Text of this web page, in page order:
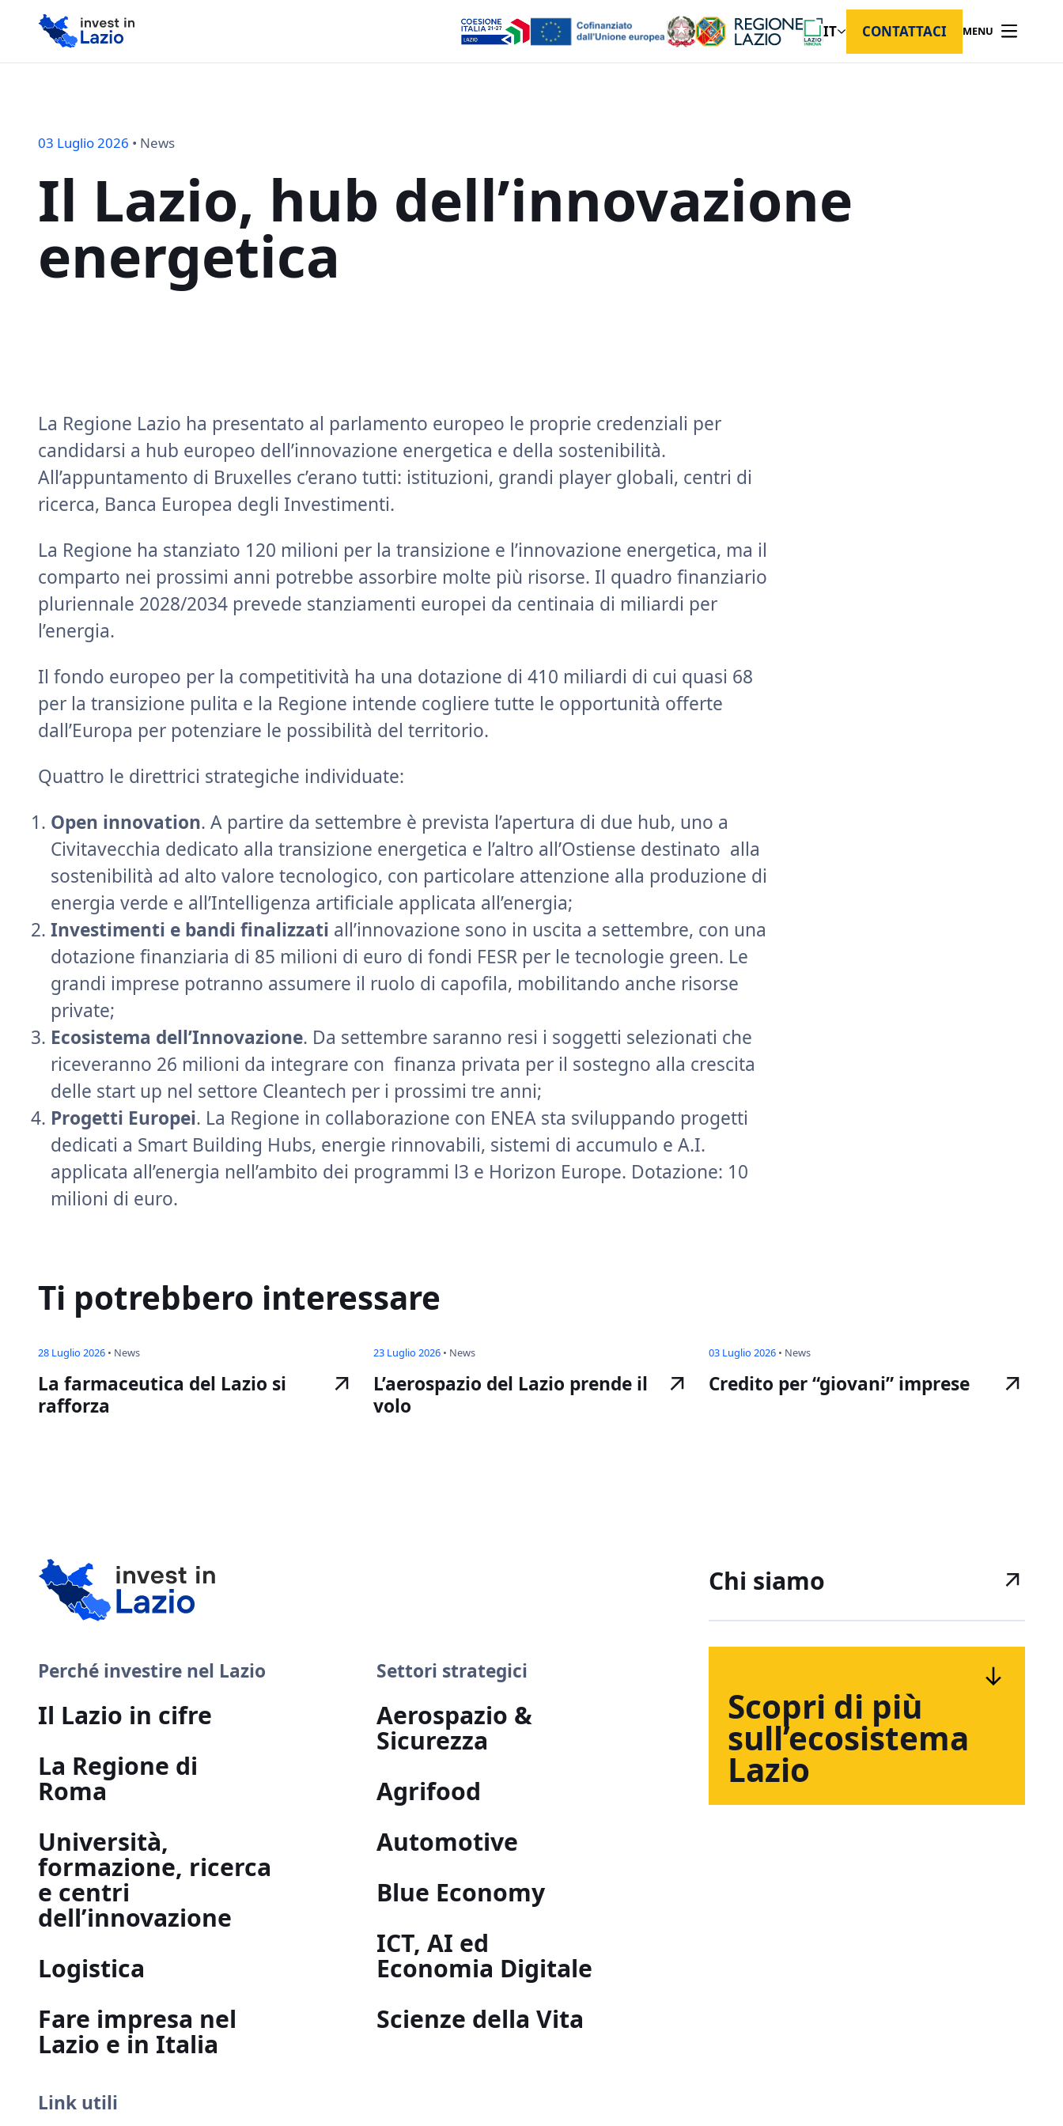
IT CONTATTACI MENU
03 Luglio 2026 • News
Il Lazio, hub dell’innovazione
energetica
La Regione Lazio ha presentato al parlamento europeo le proprie credenziali per
candidarsi a hub europeo dell’innovazione energetica e della sostenibilità.
All’appuntamento di Bruxelles c’erano tutti: istituzioni, grandi player globali, centri di
ricerca, Banca Europea degli Investimenti.
La Regione ha stanziato 120 milioni per la transizione e l’innovazione energetica, ma il
comparto nei prossimi anni potrebbe assorbire molte più risorse. Il quadro finanziario
pluriennale 2028/2034 prevede stanziamenti europei da centinaia di miliardi per
l’energia.
Il fondo europeo per la competitività ha una dotazione di 410 miliardi di cui quasi 68
per la transizione pulita e la Regione intende cogliere tutte le opportunità offerte
dall’Europa per potenziare le possibilità del territorio.
Quattro le direttrici strategiche individuate:
Open innovation. A partire da settembre è prevista l’apertura di due hub, uno a
Civitavecchia dedicato alla transizione energetica e l’altro all’Ostiense destinato alla
sostenibilità ad alto valore tecnologico, con particolare attenzione alla produzione di
energia verde e all’Intelligenza artificiale applicata all’energia;
Investimenti e bandi finalizzati all’innovazione sono in uscita a settembre, con una
dotazione finanziaria di 85 milioni di euro di fondi FESR per le tecnologie green. Le
grandi imprese potranno assumere il ruolo di capofila, mobilitando anche risorse
private;
Ecosistema dell’Innovazione. Da settembre saranno resi i soggetti selezionati che
riceveranno 26 milioni da integrare con finanza privata per il sostegno alla crescita
delle start up nel settore Cleantech per i prossimi tre anni;
Progetti Europei. La Regione in collaborazione con ENEA sta sviluppando progetti
dedicati a Smart Building Hubs, energie rinnovabili, sistemi di accumulo e A.I.
applicata all’energia nell’ambito dei programmi l3 e Horizon Europe. Dotazione: 10
milioni di euro.
Ti potrebbero interessare
28 Luglio 2026 • News
La farmaceutica del Lazio si
rafforza
23 Luglio 2026 • News
L’aerospazio del Lazio prende il
volo
03 Luglio 2026 • News
Credito per “giovani” imprese
Perché investire nel Lazio
Il Lazio in cifre
La Regione di
Roma
Università,
formazione, ricerca
e centri
dell’innovazione
Logistica
Fare impresa nel
Lazio e in Italia
Settori strategici
Aerospazio &
Sicurezza
Agrifood
Automotive
Blue Economy
ICT, AI ed
Economia Digitale
Scienze della Vita
Link utili
Chi siamo
Scopri di più
sull’ecosistema
Lazio